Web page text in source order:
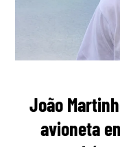
João
avioneta